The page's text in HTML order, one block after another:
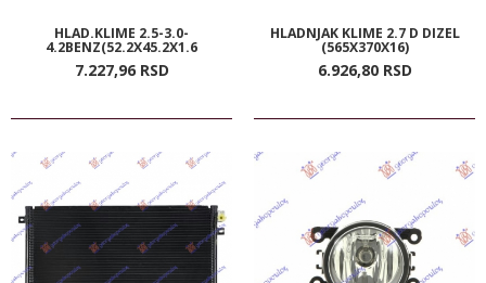
HLAD.KLIME 2.5-3.0-
4.2BENZ(52.2X45.2X1.6
7.227,96 RSD
HLADNJAK KLIME 2.7 D DIZEL
(565X370X16)
6.926,80 RSD